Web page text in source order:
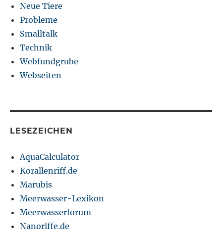
Neue Tiere
Probleme
Smalltalk
Technik
Webfundgrube
Webseiten
LESEZEICHEN
AquaCalculator
Korallenriff.de
Marubis
Meerwasser-Lexikon
Meerwasserforum
Nanoriffe.de